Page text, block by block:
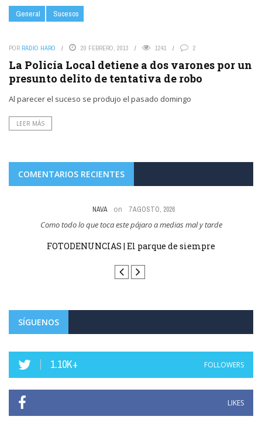
General Sucesos
POR RADIO HARO 20 FEBRERO, 2013 1241 2
La Policía Local detiene a dos varones por un
presunto delito de tentativa de robo
Al parecer el suceso se produjo el pasado domingo
LEER MÁS
COMENTARIOS RECIENTES
NAVA on 7 AGOSTO, 2026
Como todo lo que toca este pájaro a medias mal y tarde
FOTODENUNCIAS | El parque de siempre
SÍGUENOS
1.10K+ FOLLOWERS
LIKES